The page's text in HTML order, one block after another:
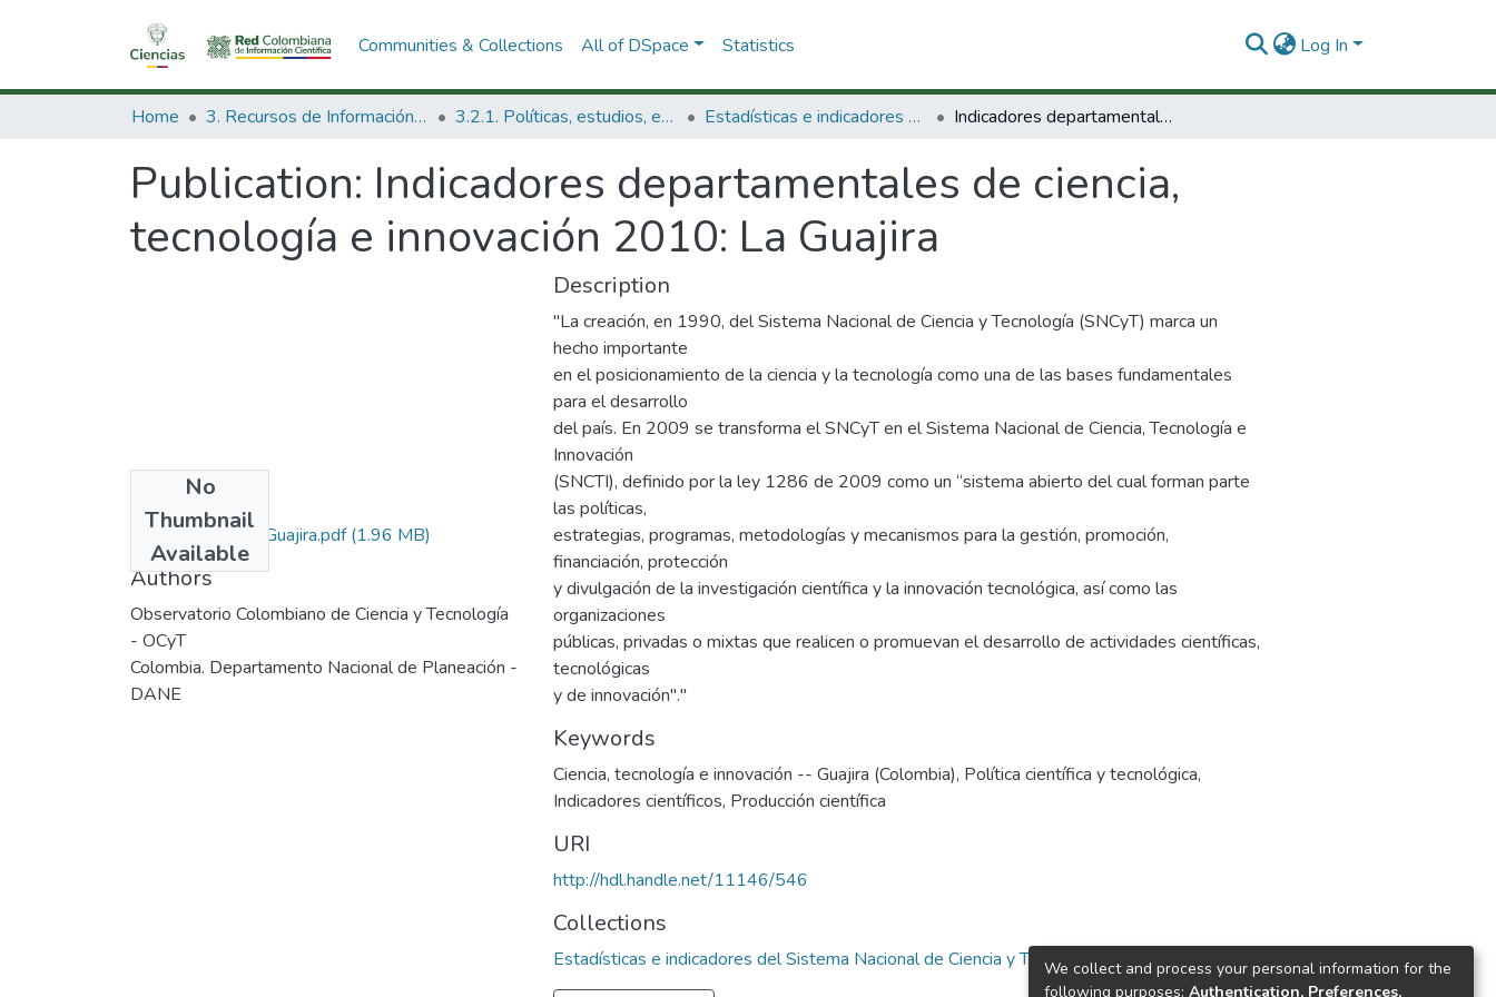
Communities & Collections All of DSpace Statistics Log In
Home 3. Recursos de Información Científica y Tecnológica 3.2.1. Políticas, estudios, evaluaciones e indicadores de CTeI Estadísticas e indicadores del Sistema Nacional de Ciencia y Tecnología Indicadores departamentales de ciencia, tecnología e innovación 2010: La Guajira
Publication: Indicadores departamentales de ciencia,
tecnología e innovación 2010: La Guajira
No
Thumbnail
Available
1349-Boletín-LaGuajira.pdf(1.96 MB)
Authors
Observatorio Colombiano de Ciencia y Tecnología
- OCyT
Colombia. Departamento Nacional de Planeación -
DANE
Description
"La creación, en 1990, del Sistema Nacional de Ciencia y Tecnología (SNCyT) marca un
hecho importante
en el posicionamiento de la ciencia y la tecnología como una de las bases fundamentales
para el desarrollo
del país. En 2009 se transforma el SNCyT en el Sistema Nacional de Ciencia, Tecnología e
Innovación
(SNCTI), definido por la ley 1286 de 2009 como un “sistema abierto del cual forman parte
las políticas,
estrategias, programas, metodologías y mecanismos para la gestión, promoción,
financiación, protección
y divulgación de la investigación científica y la innovación tecnológica, así como las
organizaciones
públicas, privadas o mixtas que realicen o promuevan el desarrollo de actividades científicas,
tecnológicas
y de innovación"."
Keywords
Ciencia, tecnología e innovación -- Guajira (Colombia), Política científica y tecnológica,
Indicadores científicos, Producción científica
URI
http://hdl.handle.net/11146/546
Collections
Estadísticas e indicadores del Sistema Nacional de Ciencia y TecnologíaWe collect and process your personal information for the
following purposes: Authentication, Preferences,